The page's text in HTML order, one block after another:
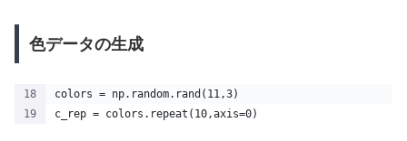
色データの生成
colors = np.random.rand(11,3)
c_rep = colors.repeat(10,axis=0)